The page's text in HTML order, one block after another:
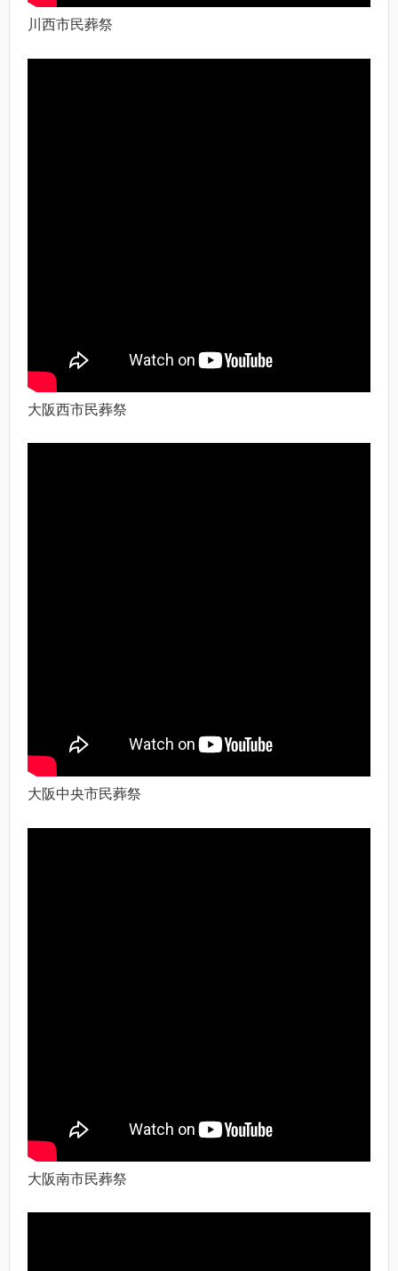
川西市民葬祭
大阪西市民葬祭
大阪中央市民葬祭
大阪南市民葬祭